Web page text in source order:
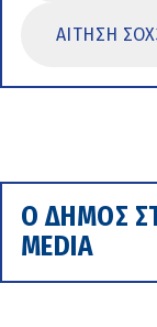
ΑΙΤΗΣΗ
Ο ΔΗΜΟΣ
MEDIA